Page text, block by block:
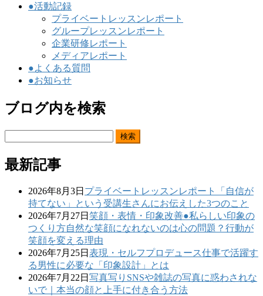
●活動記録
プライベートレッスンレポート
グループレッスンレポート
企業研修レポート
メディアレポート
●よくある質問
●お知らせ
ブログ内を検索
最新記事
2026年8月3日 プライベートレッスンレポート
「自信が
持てない」という受講生さんにお伝えした3つのこと
2026年7月27日 笑顔・表情・印象改善●私らしい印象の
つくり方自然な笑顔になれないのは心の問題？行動が
笑顔を変える理由
2026年7月25日 表現・セルフプロデュース仕事で活躍す
る男性に必要な「印象設計」とは
2026年7月22日 写真写り SNSや雑誌の写真に惑わされな
いで｜本当の顔と上手に付き合う方法